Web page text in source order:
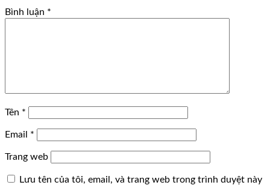
Bình luận *
Tên *
Email *
Trang web
Lưu tên của tôi, email, và trang web trong trình duyệt này